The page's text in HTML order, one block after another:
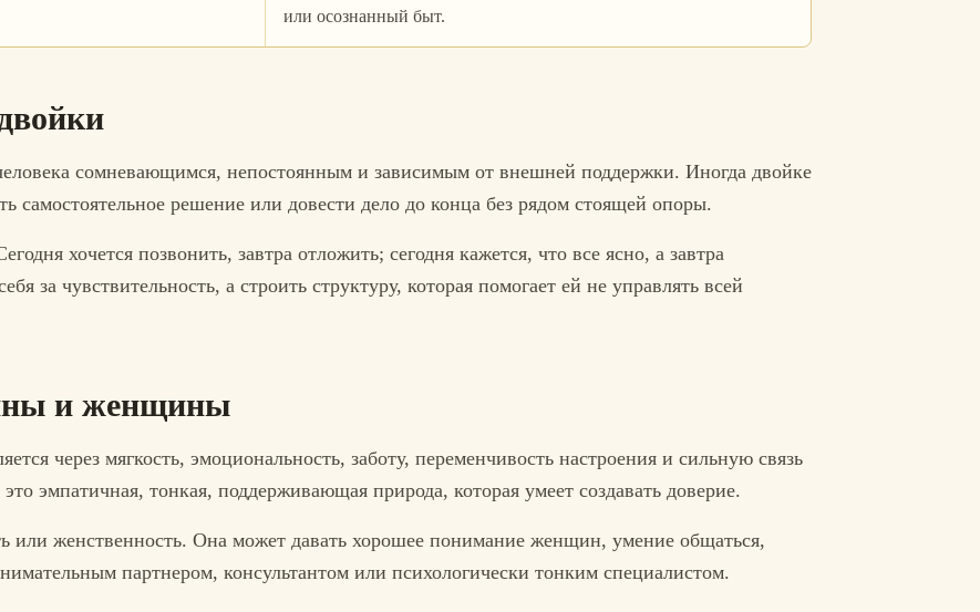
или осознанный быт.
сомневающимся, непостоянным и зависимым от внешней поддержки. Иногда двойке
самостоятельное решение или довести дело до конца без рядом стоящей опоры.
хочется позвонить, завтра отложить; сегодня кажется, что все ясно, а завтра
за чувствительность, а строить структуру, которая помогает ей не управлять всей
и женщины
через мягкость, эмоциональность, заботу, переменчивость настроения и сильную связь
эмпатичная, тонкая, поддерживающая природа, которая умеет создавать доверие.
или женственность. Она может давать хорошее понимание женщин, умение общаться,
партнером, консультантом или психологически тонким специалистом.